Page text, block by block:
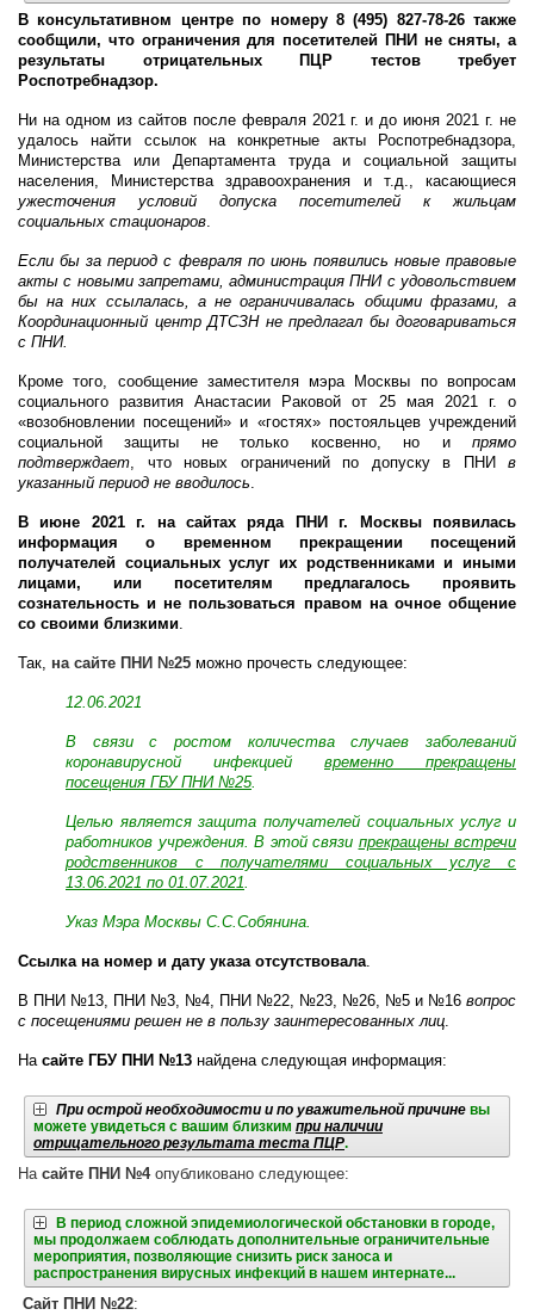
В консультативном центре по номеру 8 (495) 827-78-26 также
сообщили, что ограничения для посетителей ПНИ не сняты, а
результаты отрицательных ПЦР тестов требует
Роспотребнадзор.
Ни на одном из сайтов после февраля 2021 г. и до июня 2021 г. не
удалось найти ссылок на конкретные акты Роспотребнадзора,
Министерства или Департамента труда и социальной защиты
населения, Министерства здравоохранения и т.д., касающиеся
ужесточения условий допуска посетителей к жильцам
социальных стационаров.
Если бы за период с февраля по июнь появились новые правовые
акты с новыми запретами, администрация ПНИ с удовольствием
бы на них ссылалась, а не ограничивалась общими фразами, а
Координационный центр ДТСЗН не предлагал бы договариваться
с ПНИ.
Кроме того, сообщение заместителя мэра Москвы по вопросам
социального развития Анастасии Раковой от 25 мая 2021 г. о
«возобновлении посещений» и «гостях» постояльцев учреждений
социальной защиты не только косвенно, но и прямо
подтверждает, что новых ограничений по допуску в ПНИ в
указанный период не вводилось.
В июне 2021 г. на сайтах ряда ПНИ г. Москвы появилась
информация о временном прекращении посещений
получателей социальных услуг их родственниками и иными
лицами, или посетителям предлагалось проявить
сознательность и не пользоваться правом на очное общение
со своими близкими.
Так, на сайте ПНИ №25 можно прочесть следующее:
12.06.2021
В связи с ростом количества случаев заболеваний
коронавирусной инфекцией временно прекращены
посещения ГБУ ПНИ №25.
Целью является защита получателей социальных услуг и
работников учреждения. В этой связи прекращены встречи
родственников с получателями социальных услуг с
13.06.2021 по 01.07.2021.
Указ Мэра Москвы С.С.Собянина.
Ссылка на номер и дату указа отсутствовала.
В ПНИ №13, ПНИ №3, №4, ПНИ №22, №23, №26, №5 и №16 вопрос
с посещениями решен не в пользу заинтересованных лиц.
На сайте ГБУ ПНИ №13 найдена следующая информация:
При острой необходимости и по уважительной причине вы
можете увидеться с вашим близким при наличии
отрицательного результата теста ПЦР.
На сайте ПНИ №4опубликовано следующее:
В период сложной эпидемиологической обстановки в городе,
мы продолжаем соблюдать дополнительные ограничительные
мероприятия, позволяющие снизить риск заноса и
распространения вирусных инфекций в нашем интернате...
Сайт ПНИ №22: